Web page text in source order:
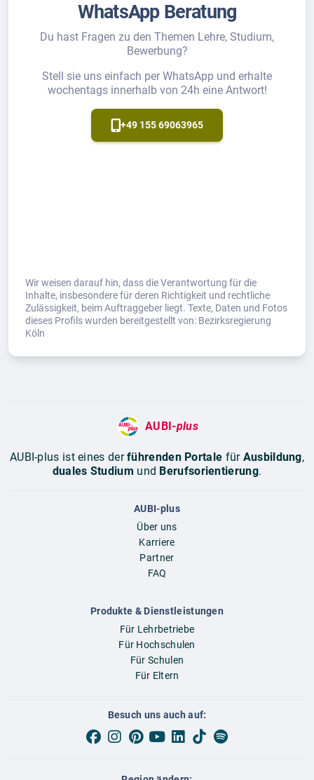
WhatsApp Beratung
Du hast Fragen zu den Themen Lehre, Studium,
Bewerbung?
Stell sie uns einfach per WhatsApp und erhalte
wochentags innerhalb von 24h eine Antwort!
+49 155 69063965
Wir weisen darauf hin, dass die Verantwortung für die
Inhalte, insbesondere für deren Richtigkeit und rechtliche
Zulässigkeit, beim Auftraggeber liegt. Texte, Daten und Fotos
dieses Profils wurden bereitgestellt von: Bezirksregierung
Köln
AUBI-plus
AUBI-plus ist eines derführenden Portale für Ausbildung,
duales Studium und Berufsorientierung.
AUBI-plus
Über uns
Karriere
Partner
FAQ
Produkte & Dienstleistungen
Für Lehrbetriebe
Für Hochschulen
Für Schulen
Für Eltern
Besuch uns auch auf: